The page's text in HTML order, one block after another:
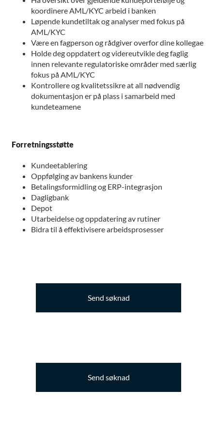
koordinere AML/KYC arbeid i banken
Løpende kundetiltak og analyser med fokus på
AML/KYC
Være en fagperson og rådgiver overfor dine kollegae
Holde deg oppdatert og videreutvikle deg faglig
innen relevante regulatoriske områder med særlig
fokus på AML/KYC
Kontrollere og kvalitetssikre at all nødvendig
dokumentasjon er på plass i samarbeid med
kundeteamene
Forretningsstøtte
Kundeetablering
Oppfølging av bankens kunder
Betalingsformidling og ERP-integrasjon
Dagligbank
Depot
Utarbeidelse og oppdatering av rutiner
Bidra til å effektivisere arbeidsprosesser
Send søknad
Send søknad